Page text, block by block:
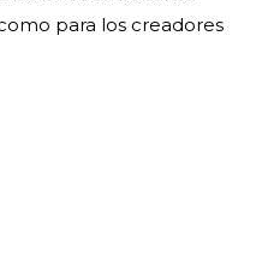
para los creadores